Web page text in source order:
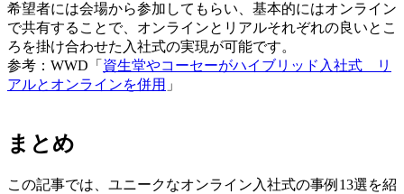
希望者には会場から参加してもらい、基本的にはオンライン
で共有することで、オンラインとリアルそれぞれの良いとこ
ろを掛け合わせた入社式の実現が可能です。
参考：WWD「 資生堂やコーセーがハイブリッド入社式 リ
アルとオンラインを併用 」
まとめ
この記事では、ユニークなオンライン入社式の事例13選を紹